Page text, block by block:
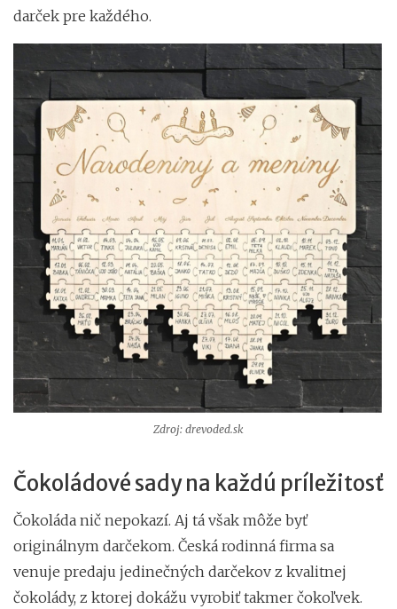
darček pre každého.
Zdroj: drevoded.sk
Čokoládové sady na každú príležitosť
Čokoláda nič nepokazí. Aj tá však môže byť
originálnym darčekom. Česká rodinná firma sa
venuje predaju jedinečných darčekov z kvalitnej
čokolády, z ktorej dokážu vyrobiť takmer čokoľvek.